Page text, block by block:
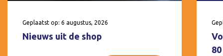
Geplaatst op: 6 augustus, 2026
Nieuws uit de shop